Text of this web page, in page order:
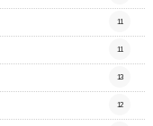
11
11
13
12